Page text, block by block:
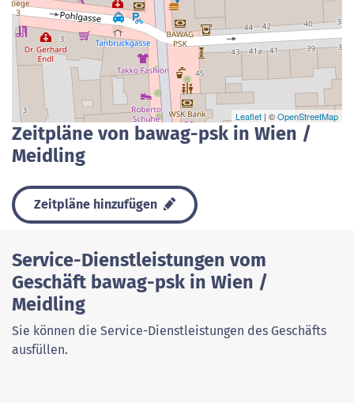
Leaflet | ©OpenStreetMap
Zeitpläne von bawag-psk in Wien /
Meidling
Zeitpläne hinzufügen
Service-Dienstleistungen vom
Geschäft bawag-psk in Wien /
Meidling
Sie können die Service-Dienstleistungen des Geschäfts
ausfüllen.